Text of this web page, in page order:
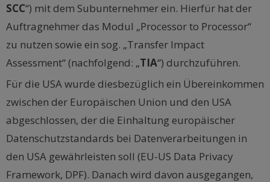
SCC“) mit dem Subunternehmer ein. Hierfür hat der
Auftragnehmer das Modul „Processor to Processor“
zu nutzen sowie ein sog. „Transfer Impact
Assessment“ (nachfolgend: „TIA“) durchzuführen.
Für die USA wurde diesbezüglich ein Übereinkommen
zwischen der Europäischen Union und den USA
abgeschlossen, der die Einhaltung europäischer
Datenschutzstandards bei Datenverarbeitungen in
den USA gewährleisten soll (EU-US Data Privacy
Framework, DPF). Danach wird davon ausgegangen,